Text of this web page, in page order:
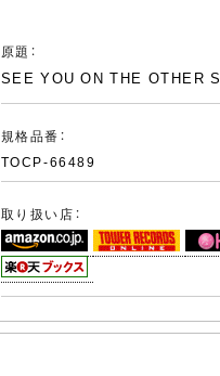
原題：
SEE YOU ON THE OTHER
規格品番：
TOCP-66489
取り扱い店：